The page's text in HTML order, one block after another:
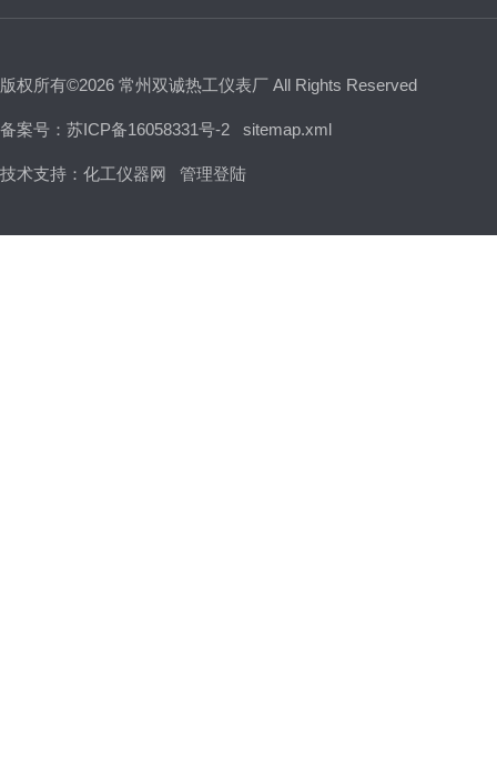
版权所有©2026 常州双诚热工仪表厂 All Rights Reserved
备案号：苏ICP备16058331号-2 sitemap.xml
技术支持： 化工仪器网 管理登陆